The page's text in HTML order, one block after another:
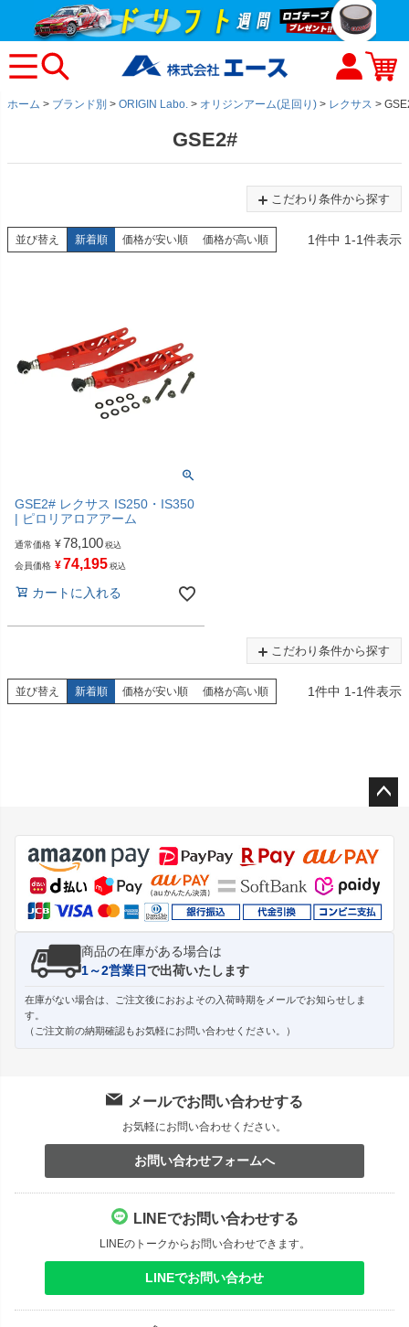
ホーム ブランド別 ORIGIN Labo. オリジンアーム(足回り) レクサス
GSE2#
こだわり条件から探す
並び替え 新着順 価格が安い順 価格が高い順 1件中 1-1件表示
GSE2# レクサス IS250・IS350
| ピロリアロアアーム
通常価格 ¥78,100 税込
会員価格 ¥74,195 税込
カートに入れる
こだわり条件から探す
並び替え 新着順 価格が安い順 価格が高い順 1件中 1-1件表示
ジト
ップ
へ
商品の在庫がある場合は
1～2営業日で出荷いたします
在庫がない場合は、ご注文後におおよその入荷時期をメールでお知らせしま
す。
（ご注文前の納期確認もお気軽にお問い合わせください。）
メールでお問い合わせする
お気軽にお問い合わせください。
お問い合わせフォームへ
LINEでお問い合わせする
LINEのトークからお問い合わせできます。
LINEでお問い合わせ